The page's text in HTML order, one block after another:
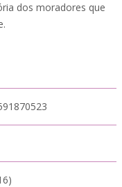
dos moradores que